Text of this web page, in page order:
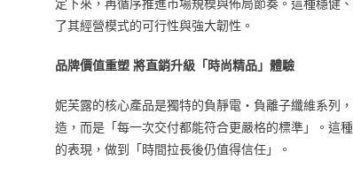
了其經營模式的可行性與強大韌性。
品牌價值重塑 將直銷升級「時尚精品」體驗
妮芙露的核心產品是獨特的負靜電‧負離子纖維系列
造，而是「每一次交付都能符合更嚴格的標準」。這
的表現，做到「時間拉長後仍值得信任」。